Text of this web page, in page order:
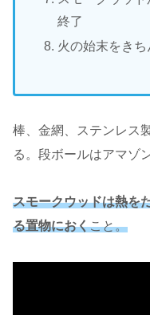
終了
火の始末をきち
棒、金網、ステンレス
る。段ボールはアマゾ
スモークウッドは熱を
る置物におくこと。